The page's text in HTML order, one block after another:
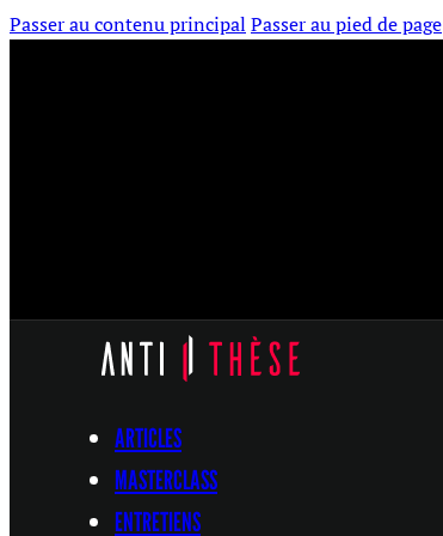
Passer au contenu principal Passer au pied de page
ARTICLES
MASTERCLASS
ENTRETIENS